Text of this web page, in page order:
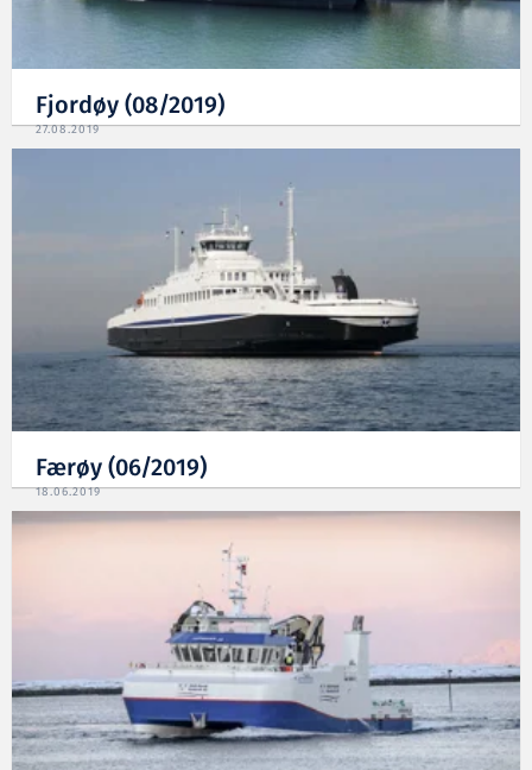
Fjordøy (08/2019)
27.08.2019
Færøy (06/2019)
18.06.2019